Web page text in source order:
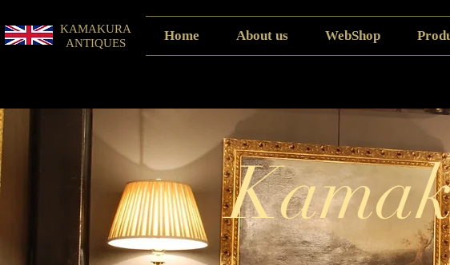
KAMAKURA
ANTIQUES
Home About us WebShop